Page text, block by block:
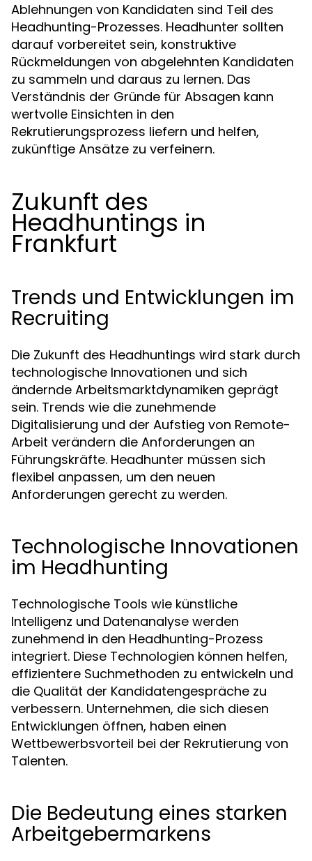
Ablehnungen von Kandidaten sind Teil des
Headhunting-Prozesses. Headhunter sollten
darauf vorbereitet sein, konstruktive
Rückmeldungen von abgelehnten Kandidaten
zu sammeln und daraus zu lernen. Das
Verständnis der Gründe für Absagen kann
wertvolle Einsichten in den
Rekrutierungsprozess liefern und helfen,
zukünftige Ansätze zu verfeinern.
Zukunft des
Headhuntings in
Frankfurt
Trends und Entwicklungen im
Recruiting
Die Zukunft des Headhuntings wird stark durch
technologische Innovationen und sich
ändernde Arbeitsmarktdynamiken geprägt
sein. Trends wie die zunehmende
Digitalisierung und der Aufstieg von Remote-
Arbeit verändern die Anforderungen an
Führungskräfte. Headhunter müssen sich
flexibel anpassen, um den neuen
Anforderungen gerecht zu werden.
Technologische Innovationen
im Headhunting
Technologische Tools wie künstliche
Intelligenz und Datenanalyse werden
zunehmend in den Headhunting-Prozess
integriert. Diese Technologien können helfen,
effizientere Suchmethoden zu entwickeln und
die Qualität der Kandidatengespräche zu
verbessern. Unternehmen, die sich diesen
Entwicklungen öffnen, haben einen
Wettbewerbsvorteil bei der Rekrutierung von
Talenten.
Die Bedeutung eines starken
Arbeitgebermarkens